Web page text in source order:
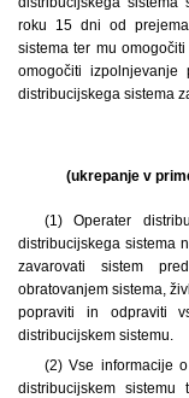
roku 15 dni od prejema
sistema ter mu
omogočiti
distribucijskega sistema
(ukrepanje v
(1) Operater
distribucijskega sistema
zavarovati sistem
obratovanjem sistema,
popraviti in odpraviti
distribucijskem sistemu.
(2) Vse informacije
distribucijskem